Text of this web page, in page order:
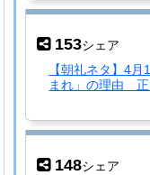
153シェア
【朝礼ネタ】4
まれ」の理由 正
148シェア